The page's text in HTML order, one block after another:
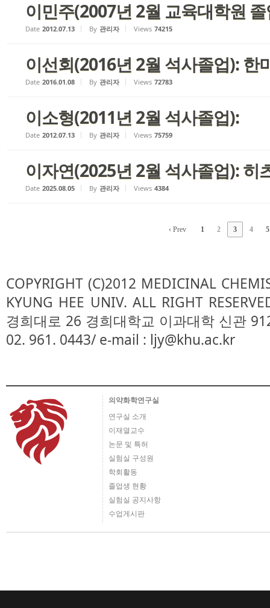
이민주(2007년 2월 교육대학원
Date 2012.07.13 By 관리자 Views 74215
이선회(2016년 2월 석사졸업): 한
Date 2016.01.08 By 관리자 Views 72783
이소형(2011년 2월 석사졸업):
Date 2012.07.13 By 관리자 Views 75759
이자연(2025년 2월 석사졸업): 히
Date 2025.08.05 By 관리자 Views 4384
‹ Prev 1 2 3 4 5
COPYRIGHT (C)2012 MEDICINAL
KYUNG HEE UNIV. ALL RIGHT
경희대로 26 경희대학교 이과대학 신관
02. 961. 0443/ e-mail : ljy@khu.ac.kr
의약화학연구실
연구실 소개
이재열교수
논문 및 특허
실험실 구성원
학회활동
졸업생 현황
실험실 공지사항
수업게시판